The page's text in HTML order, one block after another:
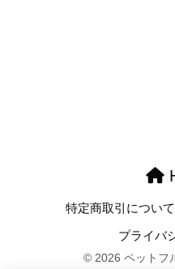
特定商取引について
プライバ
© 2026 ペットフ